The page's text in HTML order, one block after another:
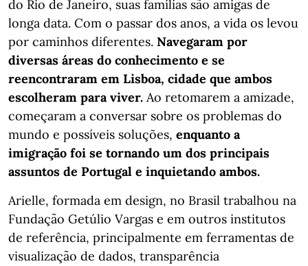
do Rio de Janeiro, suas famílias são amigas de
longa data. Com o passar dos anos, a vida os levou
por caminhos diferentes. Navegaram por
diversas áreas do conhecimento e se
reencontraram em Lisboa, cidade que ambos
escolheram para viver. Ao retomarem a amizade,
começaram a conversar sobre os problemas do
mundo e possíveis soluções, enquanto a
imigração foi se tornando um dos principais
assuntos de Portugal e inquietando ambos.
Arielle, formada em design, no Brasil trabalhou na
Fundação Getúlio Vargas e em outros institutos
de referência, principalmente em ferramentas de
visualização de dados, transparência